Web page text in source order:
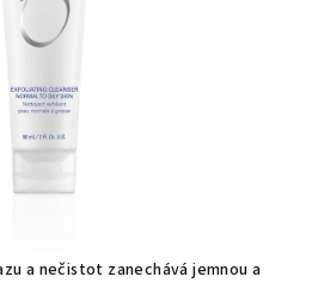
a nečistot zanechává jemnou a